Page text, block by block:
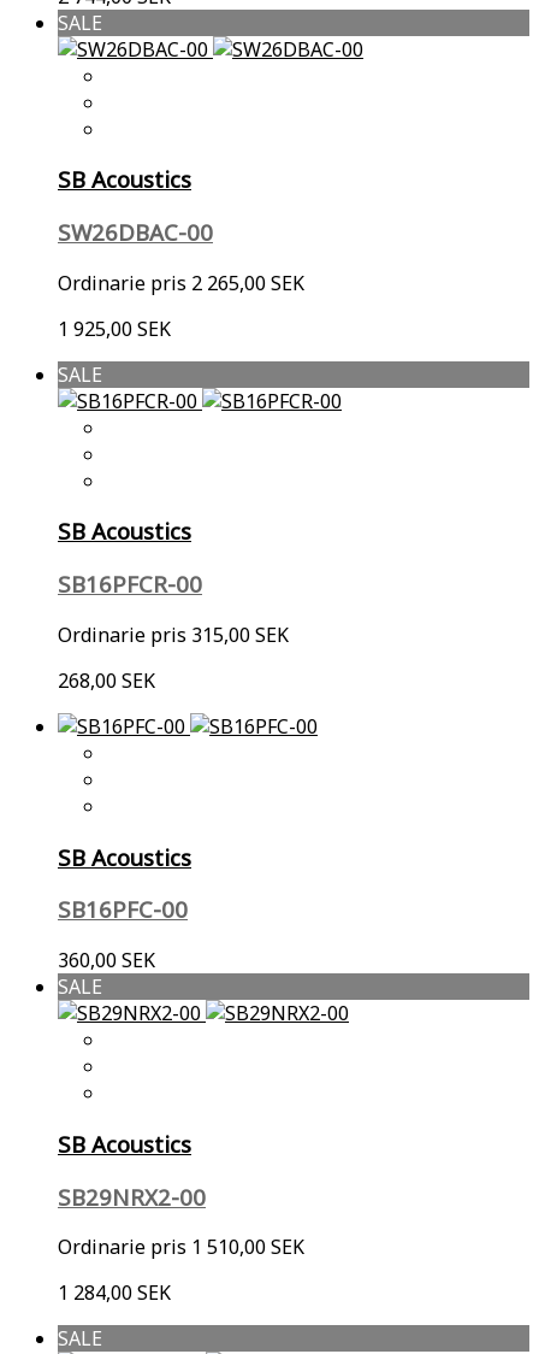
SALE
SB Acoustics
SW26DBAC-00
Ordinarie pris 2 265,00 SEK
1 925,00 SEK
SALE
SB Acoustics
SB16PFCR-00
Ordinarie pris 315,00 SEK
268,00 SEK
SB Acoustics
SB16PFC-00
360,00 SEK
SALE
SB Acoustics
SB29NRX2-00
Ordinarie pris 1 510,00 SEK
1 284,00 SEK
SALE